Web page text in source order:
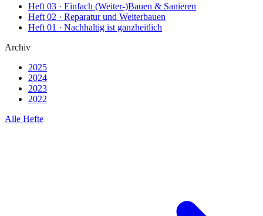
Heft 03 · Einfach (Weiter-)Bauen & Sanieren
Heft 02 · Reparatur und Weiterbauen
Heft 01 · Nachhaltig ist ganzheitlich
Archiv
2025
2024
2023
2022
Alle Hefte